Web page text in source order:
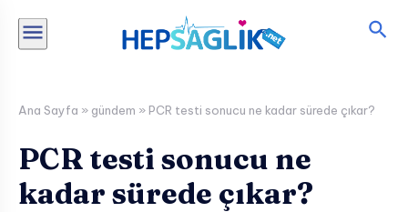
atla
Ana Sayfa » gündem » PCR testi sonucu ne kadar sürede çıkar?
PCR testi sonucu ne
kadar sürede çıkar?